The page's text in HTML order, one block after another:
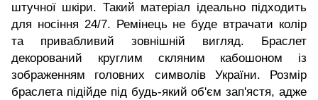
штучної шкіри. Такий матеріал ідеально підходить
для носіння 24/7. Ремінець не буде втрачати колір
та привабливий зовнішній вигляд. Браслет
декорований круглим скляним кабошоном із
зображенням головних символів України.
Розмір
браслета підійде під будь-який об'єм зап'ястя, адже